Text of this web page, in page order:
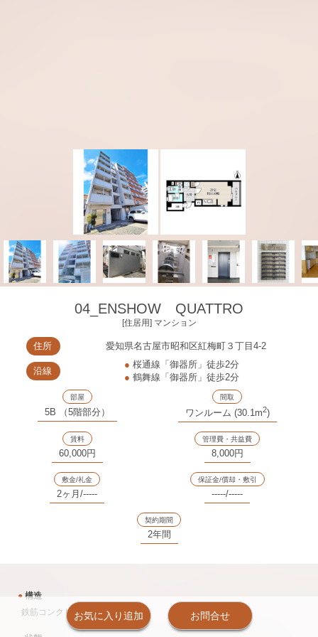
04_ENSHOW QUATTRO
[住居用] マンション
住所 愛知県名古屋市昭和区紅梅町３丁目4-2
沿線
● 桜通線「御器所」徒歩2分
● 鶴舞線「御器所」徒歩2分
部屋 間取
5B （5階部分） ワンルーム (30.1m2)
賃料 管理費・共益費
60,000円 8,000円
敷金/礼金 保証金/償却・敷引
2ヶ月/----- -----/-----
契約期間
2年間
● 構造
鉄筋コンクリート造 14戸 地上7階
お気に入り追加 お問合せ